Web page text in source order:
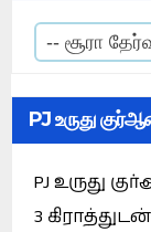
PJ உருது
PJ உருது
3